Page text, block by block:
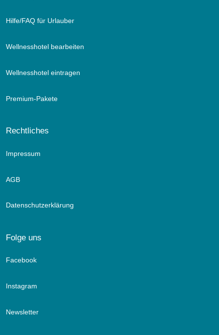
Hilfe/FAQ für Urlauber
Wellnesshotel bearbeiten
Wellnesshotel eintragen
Premium-Pakete
Rechtliches
Impressum
AGB
Datenschutzerklärung
Folge uns
Facebook
Instagram
Newsletter